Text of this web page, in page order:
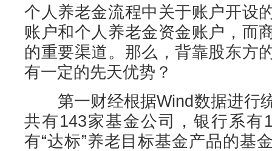
个人养老金流程中关于账户开设
账户和个人养老金资金账户，而
的重要渠道。那么，背靠股东方
有一定的先天优势？
第一财经根据Wind数据进行
共有143家基金公司，银行系有
有“达标”养老目标基金产品的基